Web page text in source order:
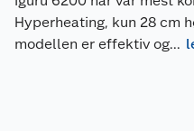
Hyperheating, kun 28 cm
modellen er effektiv og...